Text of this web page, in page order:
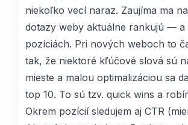
niekoľko vecí naraz. Zaujíma ma
dotazy weby aktuálne rankujú — a
pozíciách. Pri nových weboch to
tak, že niektoré kľúčové slová sú
mieste a malou optimalizáciou sa
top 10. To sú tzv. quick wins a
Okrem pozícií sledujem aj CTR